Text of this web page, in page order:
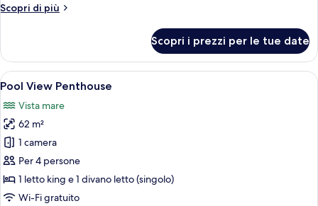
Scopri di più
Altri
View
Superior
Scopri i prezzi per le tue date
Apri
tutte
le
foto
per
Pool
View
Penthouse
Un letto a baldacchino con
9
Pool View Penthouse
Vista mare
62 m²
1 camera
Per 4 persone
1 letto king e 1 divano letto (singolo)
Wi-Fi gratuito